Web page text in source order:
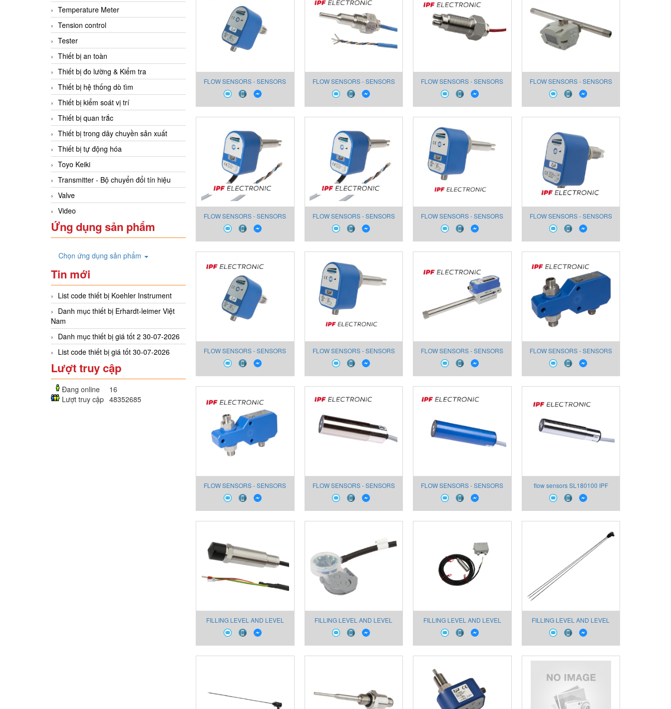
Temperature Meter
Tension control
Tester
Thiết bị an toàn
Thiết bị đo lường & Kiểm tra
Thiết bị hệ thống dò tìm
Thiết bị kiểm soát vị trí
Thiết bị quan trắc
Thiết bị trong dây chuyền sản xuất
Thiết bị tự động hóa
Toyo Keiki
Transmitter - Bộ chuyển đổi tín hiệu
Valve
Video
Ứng dụng sản phẩm
Chọn ứng dụng sản phẩm
Tin mới
List code thiết bị Koehler Instrument
Danh mục thiết bị Erhardt-leimer Việt
Nam
Danh mục thiết bị giá tốt 2 30-07-2026
List code thiết bị giá tốt 30-07-2026
Lượt truy cập
Đang online
16
Lượt truy cập 48352685
FLOW SENSORS - SENSORS
FOR AIR SL950020
FLOW SENSORS - SENSORS
FOR AIR SL90A491
FLOW SENSORS - SENSORS
FOR AIR SL90A216
FLOW SENSORS - SENSORS
FOR AIR SL900020
FLOW SENSORS - SENSORS
FOR AIR SL890020
FLOW SENSORS - SENSORS
FOR AIR SL454900
FLOW SENSORS - SENSORS
FOR AIR SL450900
FLOW SENSORS - SENSORS
FOR AIR SL450824
FLOW SENSORS - SENSORS
FOR AIR SL450024
FLOW SENSORS - SENSORS
FOR AIR SL450020
FLOW SENSORS - SENSORS
FOR AIR SL430020
FLOW SENSORS - SENSORS
FOR AIR SL270120
FLOW SENSORS - SENSORS
FOR AIR SL270020
FLOW SENSORS - SENSORS
FOR AIR SL220100
FLOW SENSORS - SENSORS
FOR AIR SL200100
flow sensors SL180100 IPF
FILLING LEVEL AND LEVEL
SENSORS FY98C711
FILLING LEVEL AND LEVEL
SENSORS FY98C186
FILLING LEVEL AND LEVEL
SENSORS FY98A249
FILLING LEVEL AND LEVEL
SENSORS FS926030